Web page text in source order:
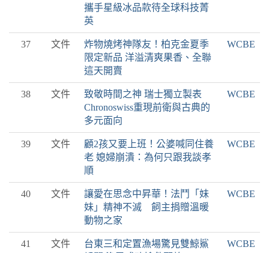
攜手星級冰品款待全球科技菁
英
37 文件
炸物燒烤神隊友！柏克金夏季
限定新品 洋溢清爽果香、全聯
這天開賣
WCBE
38 文件
致敬時間之神 瑞士獨立製表
Chronoswiss重現前衛與古典的
多元面向
WCBE
39 文件
顧2孩又要上班！公婆喊同住養
老 媳婦崩潰：為何只跟我談孝
順
WCBE
40 文件
讓愛在思念中昇華！法鬥「妹
妹」精神不滅 飼主捐贈溫暖
動物之家
WCBE
41 文件
台東三和定置漁場驚見雙鯨鯊
WCBE